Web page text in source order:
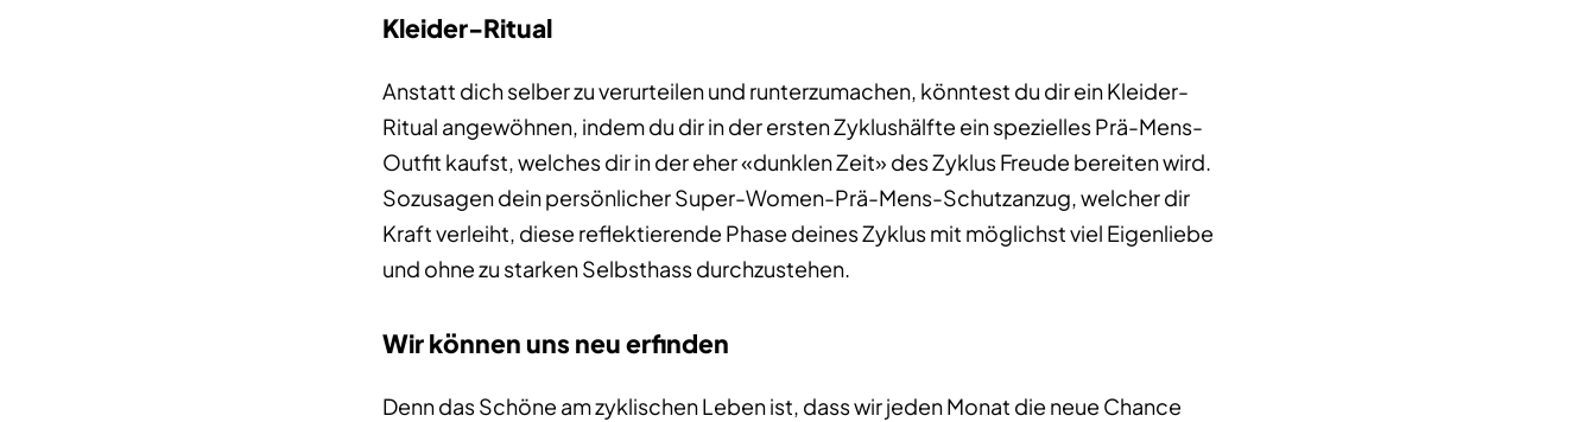
Kleider-Ritual
Anstatt dich selber zu verurteilen und runterzumachen, könntest du dir ein Kleider-
Ritual angewöhnen, indem du dir in der ersten Zyklushälfte ein spezielles Prä-Mens-
Outfit kaufst, welches dir in der eher «dunklen Zeit» des Zyklus Freude bereiten wird.
Sozusagen dein persönlicher Super-Women-Prä-Mens-Schutzanzug, welcher dir
Kraft verleiht, diese reflektierende Phase deines Zyklus mit möglichst viel Eigenliebe
und ohne zu starken Selbsthass durchzustehen.
Wir können uns neu erfinden
Denn das Schöne am zyklischen Leben ist, dass wir jeden Monat die neue Chance